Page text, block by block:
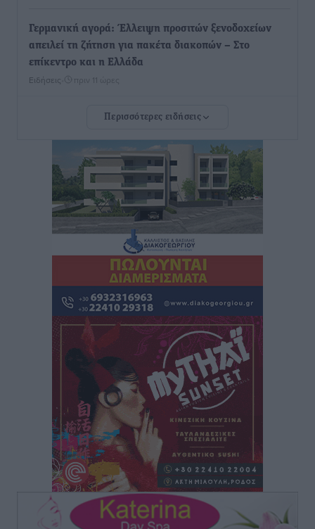
Γερμανική αγορά: Έλλειψη προσιτών ξενοδοχείων
απειλεί τη ζήτηση για πακέτα διακοπών – Στο
επίκεντρο και η Ελλάδα
Ειδήσεις πριν 11 ώρες
Νέο ξενοδοχείο στη Ρόδο για την H Hotels –
Τοπικές Ειδήσεις• πριν 11 ώρες
Αυτοκίνητο μπήκε παράνομα σε μονόδρομο στο
Μαστιχάρι – Αναποδογύρισε όχημα με μητέρα και
Τοπικές Ειδήσεις• πριν 11 ώρες
“Η Ευρώπη αντιμετώπιζε το προσφυγικό σαν ταινία
τρόμου” – Η συγκλονιστική μαρτυρία της Χαρούλας
Γιασιράνη στον RV για τα γεγονότα που οδήγησαν στο
Σύμφωνο της Λέρου
Τοπικές Ειδήσεις • πριν 11 ώρες
Συναυλία με τον Γιάννη Κότσιρα στις 21 Αυγούστου
Πολιτιστικά• πριν 11 ώρες
Έκτακτη συνεδρίαση της Δημοτικής Επιτροπής Ρόδου
αύριο Παρασκευή 7 Αυγούστου
Τοπικές Ειδήσεις• πριν 11 ώρες
Περισσότερες ειδήσεις